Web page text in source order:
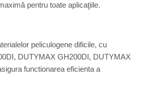
pentru toate aplicaţiile.
peliculogene dificile, cu
DUTYMAX GH200DI, DUTYMAX
functionarea eficienta a